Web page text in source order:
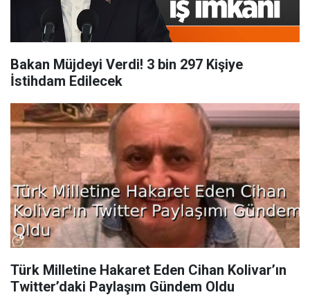
Bakan Müjdeyi Verdi! 3 bin 297 Kişiye
İstihdam Edilecek
Türk Milletine Hakaret Eden Cihan Kolivar’ın
Twitter’daki Paylaşım Gündem Oldu